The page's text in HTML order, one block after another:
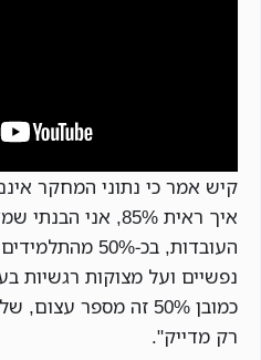
קיש אמר כי נתוני המחקר
איך ראית 85%,
העובדות, בכ-
נפשיים ועל מצוקות רגשיות
כמובן 50% זה מספר
רק מדייק".